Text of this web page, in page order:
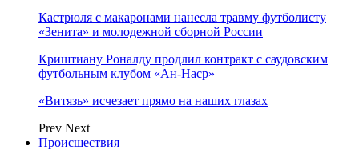
Кастрюля с макаронами нанесла травму футболисту
«Зенита» и молодежной сборной России
Криштиану Роналду продлил контракт с саудовским
футбольным клубом «Ан-Наср»
«Витязь» исчезает прямо на наших глазах
Prev Next
Происшествия